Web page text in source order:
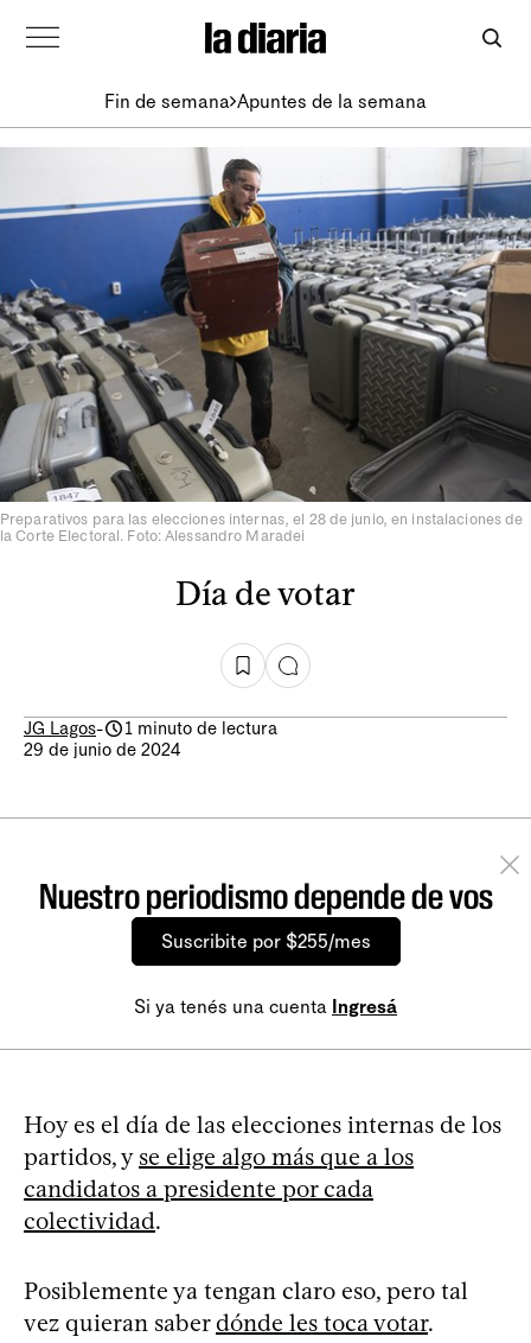
Fin de semana Apuntes de la semana
Preparativos para las elecciones internas, el 28 de junio, en instalaciones de
la Corte Electoral. Foto: Alessandro Maradei
Día de votar
JG Lagos-
1 minuto de lectura
29 de junio de 2024
Nuestro periodismo depende de vos
Suscribite por $255/mes
Si ya tenés una cuenta Ingresá
Hoy es el día de las elecciones internas de los
partidos, y se elige algo más que a los
candidatos a presidente por cada
colectividad.
Posiblemente ya tengan claro eso, pero tal
vez quieran saber dónde les toca votar.